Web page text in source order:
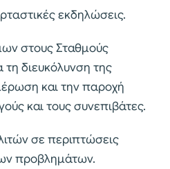
εκδηλώσεις.
στους Σταθμούς
διευκόλυνση της
και την παροχή
και τους συνεπιβάτες.
σε περιπτώσεις
προβλημάτων.